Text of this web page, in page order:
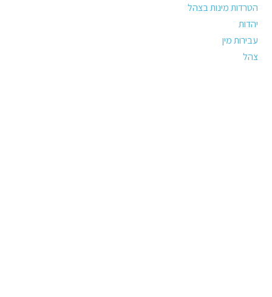
הטרדות מינות בצהל
יהדות
עבירות מין
צהל